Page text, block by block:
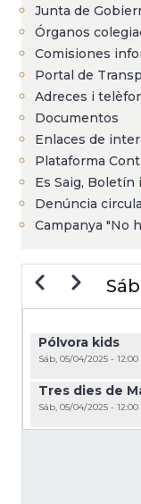
Junta de
Órganos
Comisiones
Portal de
Adreces i
Documentos
Enlaces de
Plataforma
Es Saig,
Denúncia
Campanya "No
AnteriorSiguiente
Pólvora kids
Sáb, 05/04/2025 - 12:00
Tres dies de
Sáb, 05/04/2025 - 12:00